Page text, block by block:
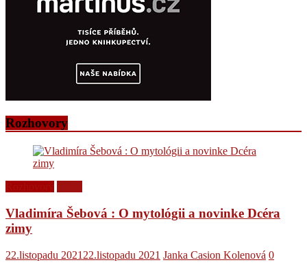
Rozhovory
Vladimíra Šebová : O mytológii a novinke Dcéra
zimy
22.listopadu 2021 22.listopadu 2021 Janka Casion Kolenová 0